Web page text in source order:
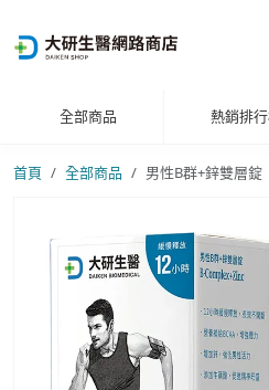
全部商品 熱銷排
首頁 全部商品 男性B群+鋅雙層錠